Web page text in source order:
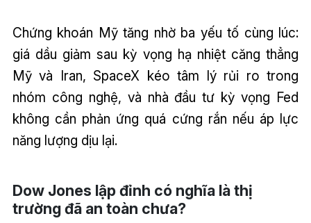
Chứng khoán Mỹ tăng nhờ ba yếu tố cùng lúc:
giá dầu giảm sau kỳ vọng hạ nhiệt căng thẳng
Mỹ và Iran, SpaceX kéo tâm lý rủi ro trong
nhóm công nghệ, và nhà đầu tư kỳ vọng Fed
không cần phản ứng quá cứng rắn nếu áp lực
năng lượng dịu lại.
Dow Jones lập đỉnh có nghĩa là thị
trường đã an toàn chưa?